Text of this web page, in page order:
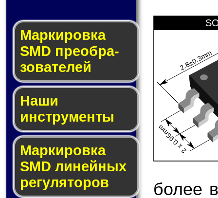
Мар­ки­ров­ка
SMD пре­об­ра­
зо­ва­те­лей
Наши
инструменты
Маркировка
SMD ли­ней­ных
ре­гу­ля­то­ров
2.8±0.3mm
2 x 0.95mm
более